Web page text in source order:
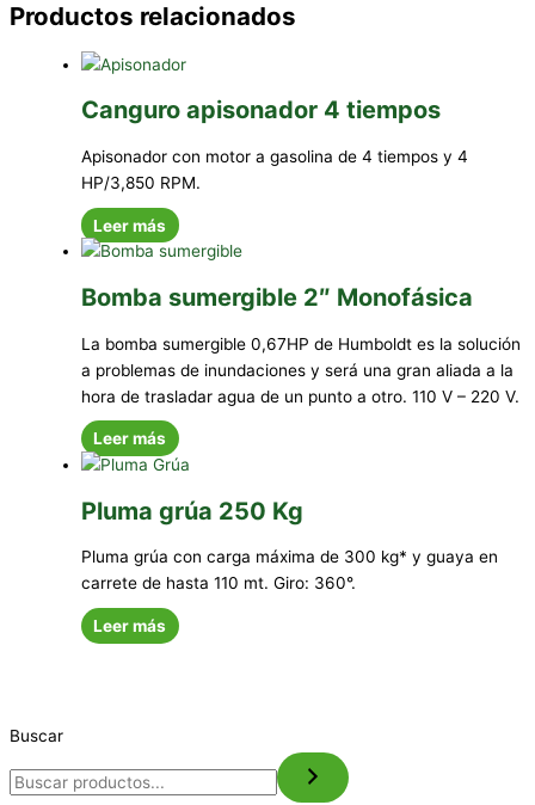
Buscar
Productos relacionados
Canguro apisonador 4 tiempos
Apisonador con motor a gasolina de 4 tiempos y 4
HP/3,850 RPM.
Leer más
Bomba sumergible 2″ Monofásica
La bomba sumergible 0,67HP de Humboldt es la solución
a problemas de inundaciones y será una gran aliada a la
hora de trasladar agua de un punto a otro. 110 V – 220 V.
Leer más
Pluma grúa 250 Kg
Pluma grúa con carga máxima de 300 kg* y guaya en
carrete de hasta 110 mt. Giro: 360°.
Leer más